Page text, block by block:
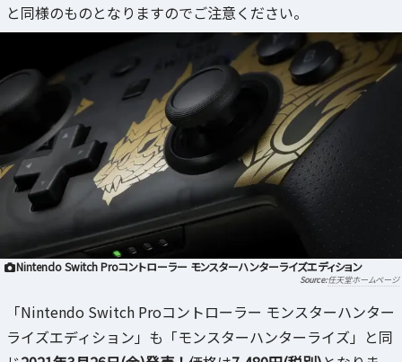
と同様のものとなりますのでご注意ください。
Nintendo Switch Proコントローラー モンスターハンターライズエディション
任天堂ホームページ
「Nintendo Switch Proコントローラー モンスターハンター
ライズエディション」も「モンスターハンターライズ」と同